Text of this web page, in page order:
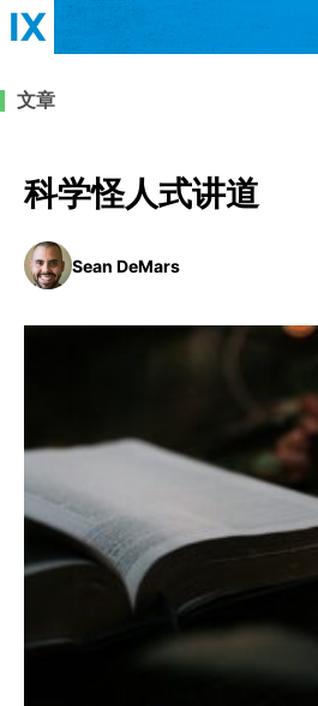
教会带领 解
团契生活与祷告
查看全部
查看全部
达里语
法语
罗马尼亚语
意大利语
阿尔巴尼亚语
塞尔维亚语
文章
科学怪人式讲道
Sean DeMars